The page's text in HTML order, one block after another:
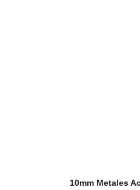
10mm Metales